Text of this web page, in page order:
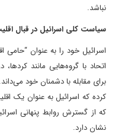
نباشد.
سیاست کلی اسرائیل در قبال
اسرائیل خود را به عنوان “حامی
اتحاد با گروه‌هایی مانند
برای مقابله با دشمنان خود
کرده که اسرائیل به عنوان یک
که از گسترش روابط پنهانی
نشان دارد.